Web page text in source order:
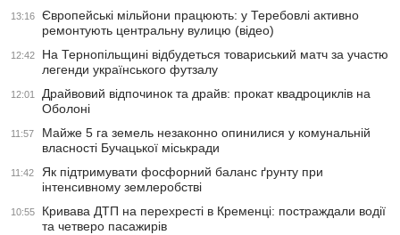
13:16
Європейські мільйони працюють: у Теребовлі активно
ремонтують центральну вулицю (відео)
12:42
На Тернопільщині відбудеться товариський матч за участю
легенди українського футзалу
12:01
Драйвовий відпочинок та драйв: прокат квадроциклів на
Оболоні
11:57
Майже 5 га земель незаконно опинилися у комунальній
власності Бучацької міськради
11:42
Як підтримувати фосфорний баланс ґрунту при
інтенсивному землеробстві
10:55
Кривава ДТП на перехресті в Кременці: постраждали водії
та четверо пасажирів